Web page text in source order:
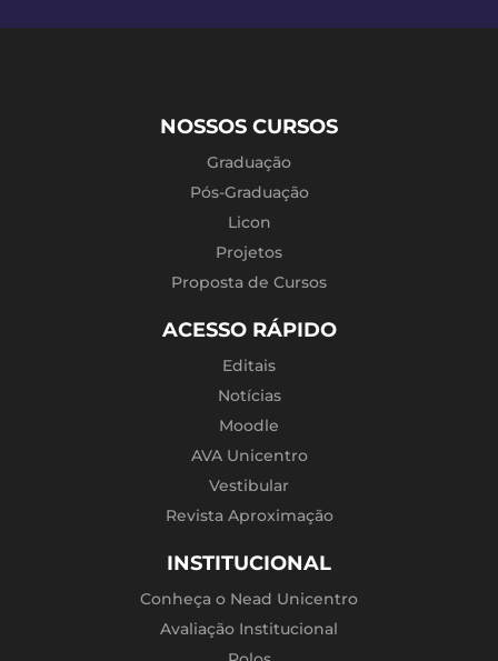
NOSSOS CURSOS
Graduação
Pós-Graduação
Licon
Projetos
Proposta de Cursos
ACESSO RÁPIDO
Editais
Notícias
Moodle
AVA Unicentro
Vestibular
Revista Aproximação
INSTITUCIONAL
Conheça o Nead Unicentro
Avaliação Institucional